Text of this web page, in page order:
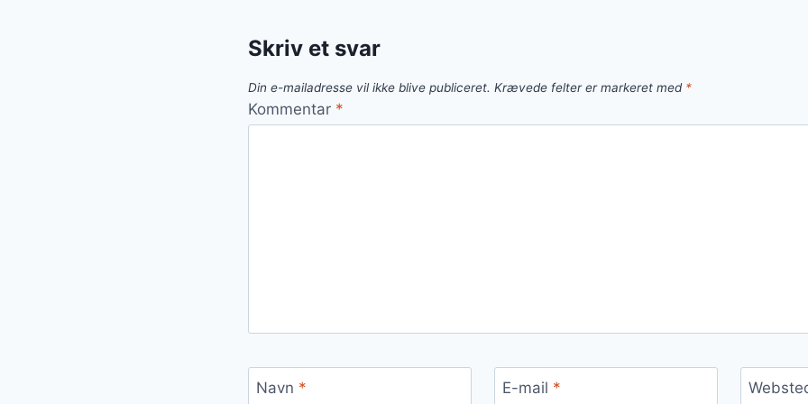
Skriv et svar
Din e-mailadresse vil ikke blive publiceret. Krævede felter er markeret med *
Kommentar *
Navn * E-mail *